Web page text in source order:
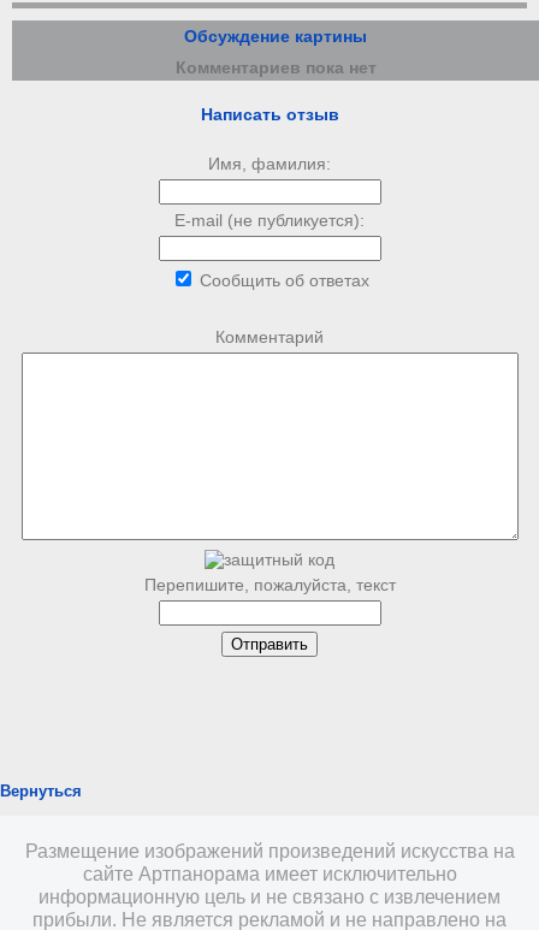
Обсуждение картины
Комментариев пока нет
Написать отзыв
Имя, фамилия:
E-mail (не публикуется):
Сообщить об ответах
Комментарий
Перепишите, пожалуйста, текст
Вернуться
Размещение изображений произведений искусства на
сайте Артпанорама имеет исключительно
информационную цель и не связано с извлечением
прибыли. Не является рекламой и не направлено на